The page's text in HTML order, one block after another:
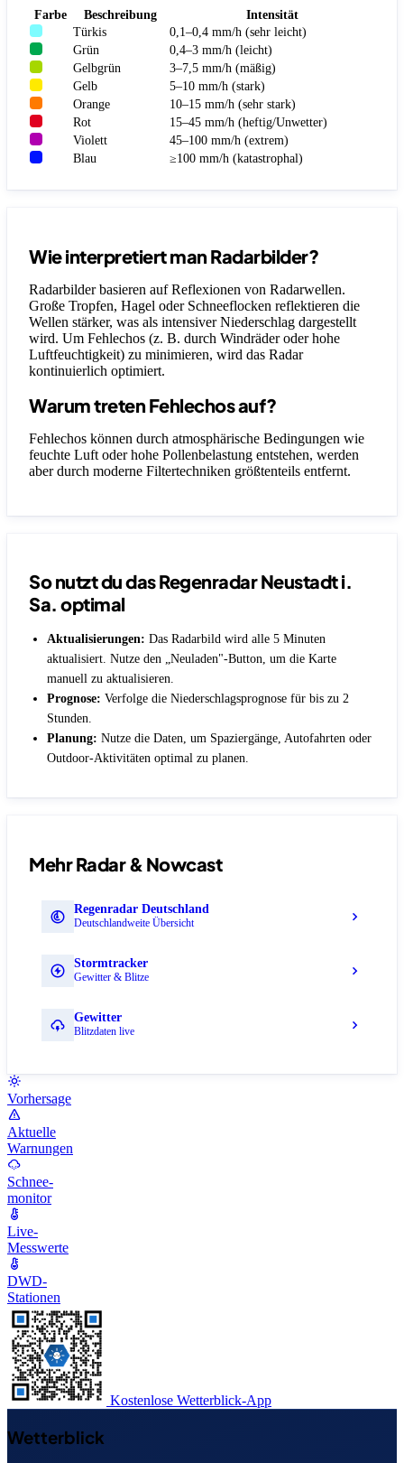
Farbe Beschreibung
Intensität
Türkis
0,1–0,4 mm/h (sehr leicht)
Grün
0,4–3 mm/h (leicht)
Gelbgrün
3–7,5 mm/h (mäßig)
Gelb
5–10 mm/h (stark)
Orange
10–15 mm/h (sehr stark)
Rot
15–45 mm/h (heftig/Unwetter)
Violett
45–100 mm/h (extrem)
Blau
≥100 mm/h (katastrophal)
Wie interpretiert man Radarbilder?
Radarbilder basieren auf Reflexionen von Radarwellen.
Große Tropfen, Hagel oder Schneeflocken reflektieren die
Wellen stärker, was als intensiver Niederschlag dargestellt
wird. Um Fehlechos (z. B. durch Windräder oder hohe
Luftfeuchtigkeit) zu minimieren, wird das Radar
kontinuierlich optimiert.
Warum treten Fehlechos auf?
Fehlechos können durch atmosphärische Bedingungen wie
feuchte Luft oder hohe Pollenbelastung entstehen, werden
aber durch moderne Filtertechniken größtenteils entfernt.
So nutzt du das Regenradar Neustadt i.
Sa. optimal
Aktualisierungen: Das Radarbild wird alle 5 Minuten
aktualisiert. Nutze den „Neuladen"-Button, um die Karte
manuell zu aktualisieren.
Prognose: Verfolge die Niederschlagsprognose für bis zu 2
Stunden.
Planung: Nutze die Daten, um Spaziergänge, Autofahrten oder
Outdoor-Aktivitäten optimal zu planen.
Mehr Radar & Nowcast
Regenradar Deutschland
Deutschlandweite Übersicht
Stormtracker
Gewitter & Blitze
Gewitter
Blitzdaten live
Vorhersage
Aktuelle
Warnungen
Schnee-
monitor
Live-
Messwerte
DWD-
Stationen
Kostenlose Wetterblick-App
Wetterblick